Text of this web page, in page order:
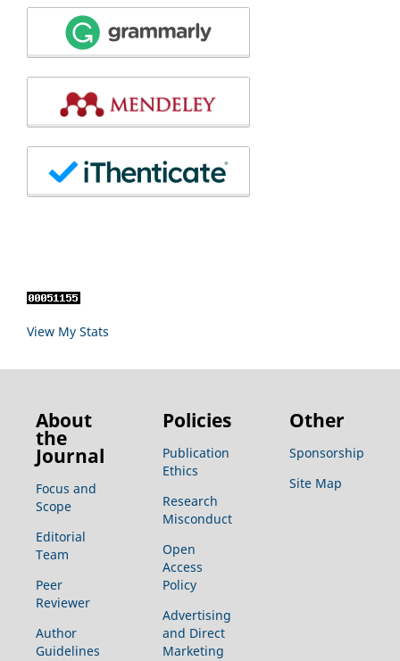
View My Stats
About
the
Journal
Focus and
Scope
Editorial
Team
Peer
Reviewer
Author
Guidelines
Policies
Publication
Ethics
Research
Misconduct
Open
Access
Policy
Advertising
and Direct
Marketing
Other
Sponsorship
Site Map